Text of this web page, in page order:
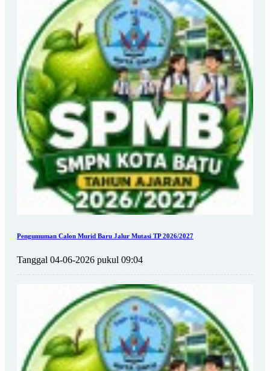
Pengumuman Calon Murid Baru Jalur Mutasi TP 2026/2027
Tanggal 04-06-2026 pukul 09:04